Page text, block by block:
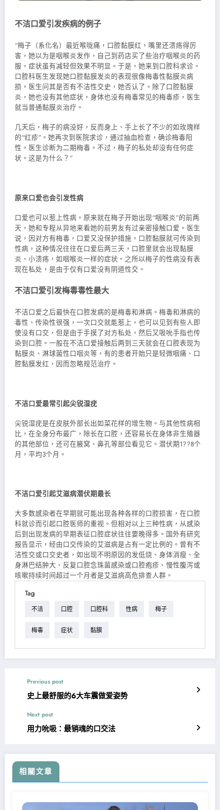
不洁口爱引发疾病的例子
“梅子（系化名）最近喉咙痛，口腔黏膜红，嘴里还溃疡得厉
害，她以为是咽喉炎发作，自己到药店买了些治疗咽喉炎的药
服，症状虽有减轻但效果不明显。于是，她来到口腔科求诊。
口腔科医生发现她口腔黏膜发炎的表现很像梅毒性黏膜炎病
损，医生问其是否有不洁性交史，她否认了。除了口腔黏膜
炎，她也没有其他症状，身体也没有梅毒常见的梅毒疹，医生
就当普通黏膜炎治疗。
几天后，梅子的病没好，反而身上、手上长了不少的如玫瑰样
的“红疹”。她再次到医院求诊，通过抽血检查，确诊梅毒阳
性，医生诊断为二期梅毒。不过，梅子的私处却没有任何症
状。这是为什么？”
原来口爱也会引发性病
口爱也可以惹上性病。原来就在梅子开始出现“咽喉炎”的前两
天，她和专程从异地来看她的前男友有过亲密接触口爱。医生
说，因对方有梅毒，口爱又没保护措施，口腔黏膜就可传染到
性病，这种情况往往在口爱后两三天，口腔里就会出现黏膜
炎、小溃疡，如咽喉炎一样的症状。之所以梅子的性病没有表
现在私处，是由于仅有口爱没有阴道性交。
不洁口爱引发梅毒毒性最大
不洁口爱之后最快在口腔发病的是梅毒和淋病。梅毒和淋病的
毒性、传染性很强，一次口交就能惹上，也可以见到有些人即
使没有口交，但是由于手摸了对方私处，然后又吸吮手指也传
染到口腔。一般在不洁口爱接触后两到三天就会在口腔表现为
黏膜炎、淋球菌性口咽炎等，有的患者开始只是轻微咽痛、口
腔黏膜发红，因而忽略规范治疗。
不洁口爱最常引起尖锐湿疣
尖锐湿疣是在皮肤外部长出如菜花样的增生物。与其他性病相
比，在全身分布最广，除长在口腔，还容易长在身体非生殖器
的其他部位，还可在腋窝、鼻孔等部位看见它。潜伏期1??8个
月，平均3个月。
不洁口爱引起艾滋病潜伏期最长
大多数感染者在早期就可能出现各种各样的口腔损害，在口腔
科就诊而引起口腔医师的重视。但相对以上三种性病，从感染
后到出现发病的早期表征口腔症状往往要晚得多。国外有研究
报告显示，经由口交传染的艾滋病是占有一定比例的。曾有不
洁性交或口交史者，如出现不明原因的发低烧、身体消瘦、全
身淋巴结肿大、反复口腔念珠菌感染或口腔疱疹、慢性腹泻或
咳嗽持续时间超过一个月者是艾滋病高危排查人群。
Tag
不洁 口腔 口腔科 性病 梅子
梅毒 症状 黏膜
Previous post
史上最舒服的6大车震做爱姿势
Next post
用力吮吸：最销魂的口交法
相關文章